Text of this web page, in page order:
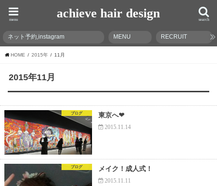
achieve hair design search
menu
ネット予約,instagram MENU RECRUIT
HOME 2015年 11月
2015年11月
ブログ 東京へ❤︎
2015.11.14
ブログ メイク！成人式！
2015.11.11